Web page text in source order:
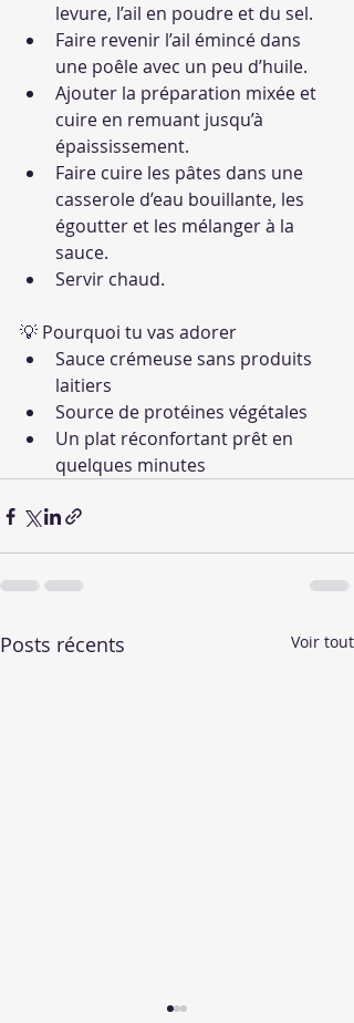
levure, l’ail en poudre et du sel.
Faire revenir l’ail émincé dans
une poêle avec un peu d’huile.
Ajouter la préparation mixée et
cuire en remuant jusqu’à
épaississement.
Faire cuire les pâtes dans une
casserole d’eau bouillante, les
égoutter et les mélanger à la
sauce.
Servir chaud.
💡 Pourquoi tu vas adorer
Sauce crémeuse sans produits
laitiers
Source de protéines végétales
Un plat réconfortant prêt en
quelques minutes
Posts récents Voir tout